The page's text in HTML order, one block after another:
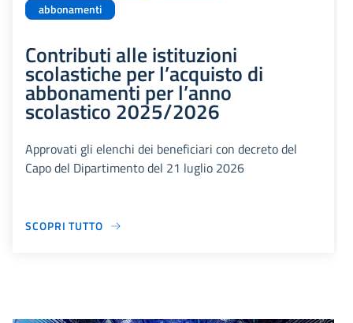
abbonamenti
Contributi alle istituzioni
scolastiche per l’acquisto di
abbonamenti per l’anno
scolastico 2025/2026
Approvati gli elenchi dei beneficiari con decreto del
Capo del Dipartimento del 21 luglio 2026
SCOPRI TUTTO